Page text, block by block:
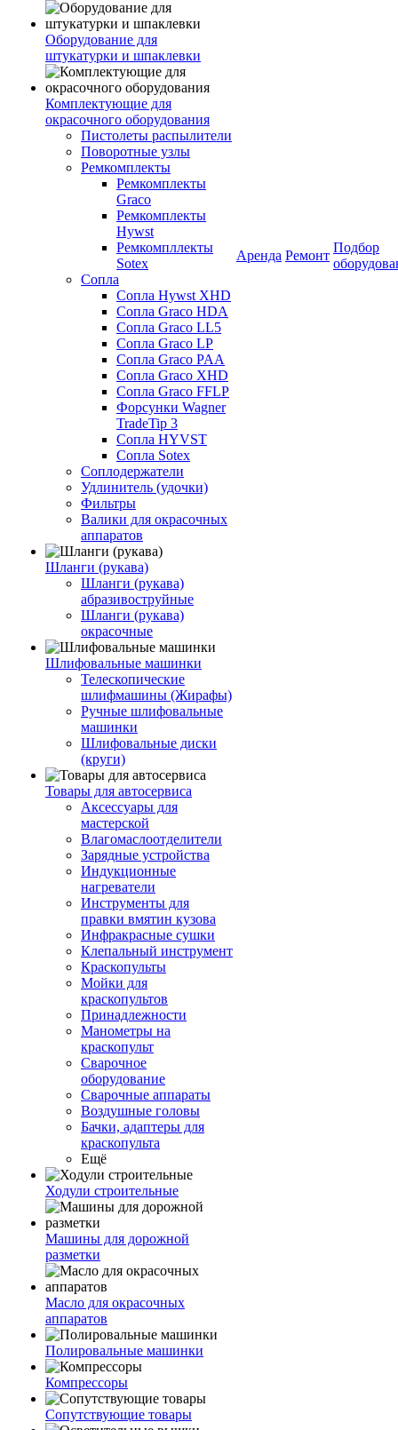
Оборудование для
штукатурки и шпаклевки
Комплектующие для
окрасочного оборудования
Пистолеты распылители
Поворотные узлы
Ремкомплекты
Ремкомплекты
Graco
Ремкомплекты
Hywst
Ремкомпллекты
Sotex
Сопла
Сопла Hywst XHD
Сопла Graco HDA
Сопла Graco LL5
Сопла Graco LP
Сопла Graco PAA
Сопла Graco XHD
Сопла Graco FFLP
Форсунки Wagner
TradeTip 3
Сопла HYVST
Сопла Sotex
Соплодержатели
Удлинитель (удочки)
Фильтры
Валики для окрасочных
аппаратов
Шланги (рукава)
Шланги (рукава)
абразивоструйные
Шланги (рукава)
окрасочные
Шлифовальные машинки
Телескопические
шлифмашины (Жирафы)
Ручные шлифовальные
машинки
Шлифовальные диски
(круги)
Товары для автосервиса
Аксессуары для
мастерской
Влагомаслоотделители
Зарядные устройства
Индукционные
нагреватели
Инструменты для
правки вмятин кузова
Инфракрасные сушки
Клепальный инструмент
Краскопульты
Мойки для
краскопультов
Принадлежности
Манометры на
краскопульт
Сварочное
оборудование
Сварочные аппараты
Воздушные головы
Бачки, адаптеры для
краскопульта
Ещё
Ходули строительные
Машины для дорожной
разметки
Масло для окрасочных
аппаратов
Полировальные машинки
Компрессоры
Сопутствующие товары
Аренда Ремонт
Подбор